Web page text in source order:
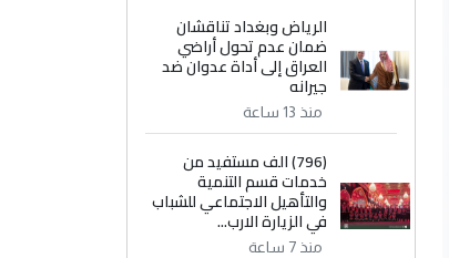
الرياض وبغداد تناقشان
ضمان عدم تحول أراضي
العراق إلى أداة عدوان ضد
جيرانه
منذ 13 ساعة
(796) الف مستفيد من
خدمات قسم التنمية
والتأهيل الاجتماعي للشباب
في الزيارة الارب...
منذ 7 ساعة